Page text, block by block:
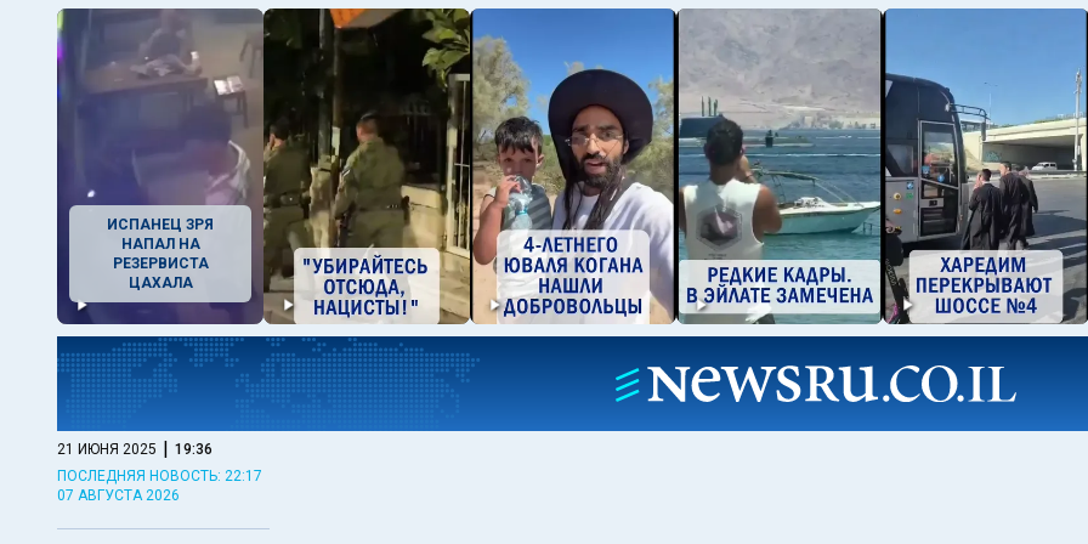
ИСПАНЕЦ ЗРЯ
НАПАЛ НА
РЕЗЕРВИСТА
ЦАХАЛА
21 ИЮНЯ 2025 | 19:36
ПОСЛЕДНЯЯ НОВОСТЬ: 22:17
07 АВГУСТА 2026